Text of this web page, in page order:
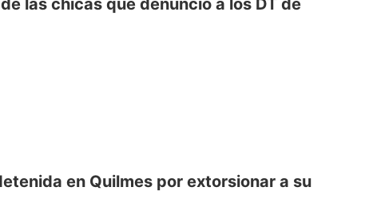
las chicas que denunció a los DT de
en Quilmes por extorsionar a su